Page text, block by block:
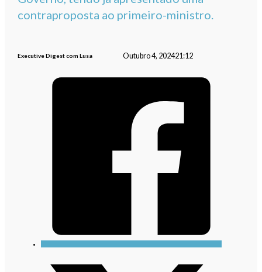
contraproposta ao primeiro-ministro.
Executive Digest com Lusa Outubro 4, 202421:12